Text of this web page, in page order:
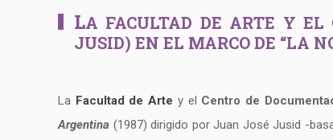
LA FACULTAD DE ARTE Y
JUSID) EN EL MARCO DE “LA
La Facultad de Arte y el Centro de
Argentina (1987) dirigido por Juan José Jusid -